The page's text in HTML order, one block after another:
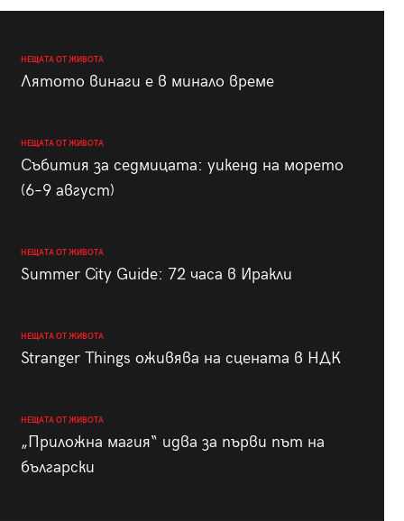
НЕЩАТА ОТ ЖИВОТА
Лятото винаги е в минало време
НЕЩАТА ОТ ЖИВОТА
Събития за седмицата: уикенд на морето
(6–9 август)
НЕЩАТА ОТ ЖИВОТА
Summer City Guide: 72 часа в Иракли
НЕЩАТА ОТ ЖИВОТА
Stranger Things оживява на сцената в НДК
НЕЩАТА ОТ ЖИВОТА
„Приложна магия“ идва за първи път на
български